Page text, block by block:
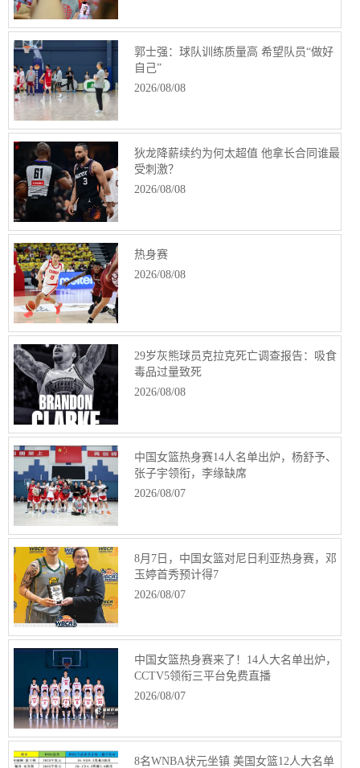
郭士强：球队训练质量高 希望队员“做好
自己”
2026/08/08
狄龙降薪续约为何太超值 他拿长合同谁最
受刺激？
2026/08/08
热身赛
2026/08/08
29岁灰熊球员克拉克死亡调查报告：吸食
毒品过量致死
2026/08/08
中国女篮热身赛14人名单出炉，杨舒予、
张子宇领衔，李缘缺席
2026/08/07
8月7日，中国女篮对尼日利亚热身赛，邓
玉婷首秀预计得7
2026/08/07
中国女篮热身赛来了！14人大名单出炉，
CCTV5领衔三平台免费直播
2026/08/07
8名WNBA状元坐镇 美国女篮12人大名单